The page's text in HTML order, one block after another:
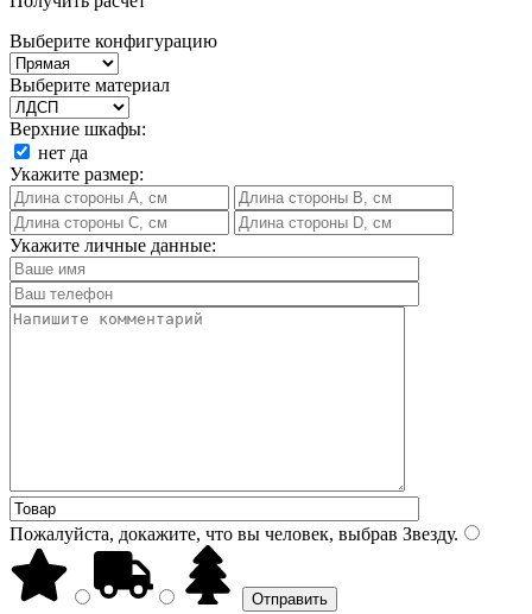
Выберите конфигурацию
Выберите материал
Верхние шкафы:
нет да
Укажите размер:
Укажите личные данные:
Пожалуйста, докажите, что вы человек, выбрав Звезду.